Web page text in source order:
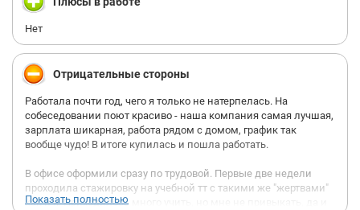
Нет
Отрицательные стороны
Работала почти год, чего я только не натерпелась. На
собеседовании поют красиво - наша компания самая лучшая,
зарплата шикарная, работа рядом с домом, график так
вообще чудо! В итоге купилась и пошла работать.
В офисе оформили сразу по трудовой. Первые две недели
проходила стажировку на учебной тт с такими же "жертвами"
как и я. Приходилось много учить, но мне не привыкать, да и
Показать полностью